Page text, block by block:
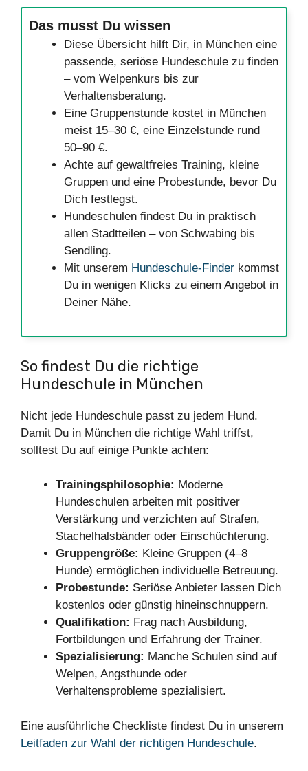
Das musst Du wissen
Diese Übersicht hilft Dir, in München eine
passende, seriöse Hundeschule zu finden
– vom Welpenkurs bis zur
Verhaltensberatung.
Eine Gruppenstunde kostet in München
meist 15–30 €, eine Einzelstunde rund
50–90 €.
Achte auf gewaltfreies Training, kleine
Gruppen und eine Probestunde, bevor Du
Dich festlegst.
Hundeschulen findest Du in praktisch
allen Stadtteilen – von Schwabing bis
Sendling.
Mit unserem Hundeschule-Finder kommst
Du in wenigen Klicks zu einem Angebot in
Deiner Nähe.
So findest Du die richtige
Hundeschule in München
Nicht jede Hundeschule passt zu jedem Hund.
Damit Du in München die richtige Wahl triffst,
solltest Du auf einige Punkte achten:
Trainingsphilosophie: Moderne
Hundeschulen arbeiten mit positiver
Verstärkung und verzichten auf Strafen,
Stachelhalsbänder oder Einschüchterung.
Gruppengröße: Kleine Gruppen (4–8
Hunde) ermöglichen individuelle Betreuung.
Probestunde: Seriöse Anbieter lassen Dich
kostenlos oder günstig hineinschnuppern.
Qualifikation: Frag nach Ausbildung,
Fortbildungen und Erfahrung der Trainer.
Spezialisierung: Manche Schulen sind auf
Welpen, Angsthunde oder
Verhaltensprobleme spezialisiert.
Eine ausführliche Checkliste findest Du in unserem
Leitfaden zur Wahl der richtigen Hundeschule.